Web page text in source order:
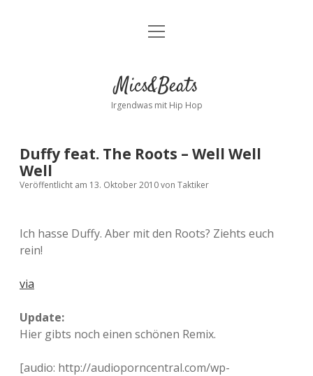
Kontakt
facebookinstagram
bandcamp
spotify
Menü
Mics&Beats
Irgendwas mit Hip Hop
Duffy feat. The Roots – Well Well
Well
Veröffentlicht am 13. Oktober 2010von Taktiker
Ich hasse Duffy. Aber mit den Roots? Ziehts euch
rein!
via
Update:
Hier gibts noch einen schönen Remix.
[audio: http://audioporncentral.com/wp-